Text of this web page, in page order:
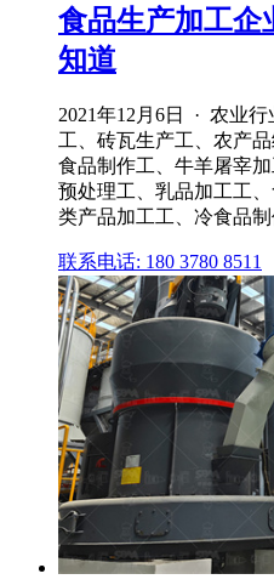
食品生产加工企
知道
2021年12月6日 · 农业
工、砖瓦生产工、农产
食品制作工、牛羊屠宰
预处理工、乳品加工工
类产品加工工、冷食品制
联系电话: 180 3780 8511